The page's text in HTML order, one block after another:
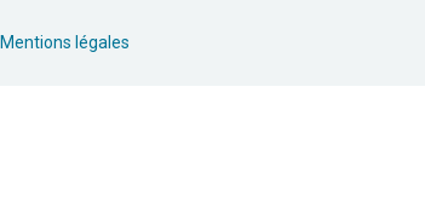
Mentions légales